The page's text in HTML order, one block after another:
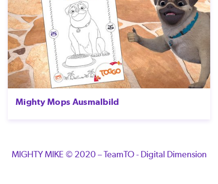
Mighty Mops Ausmalbild
MIGHTY MIKE © 2020 – TeamTO - Digital Dimension